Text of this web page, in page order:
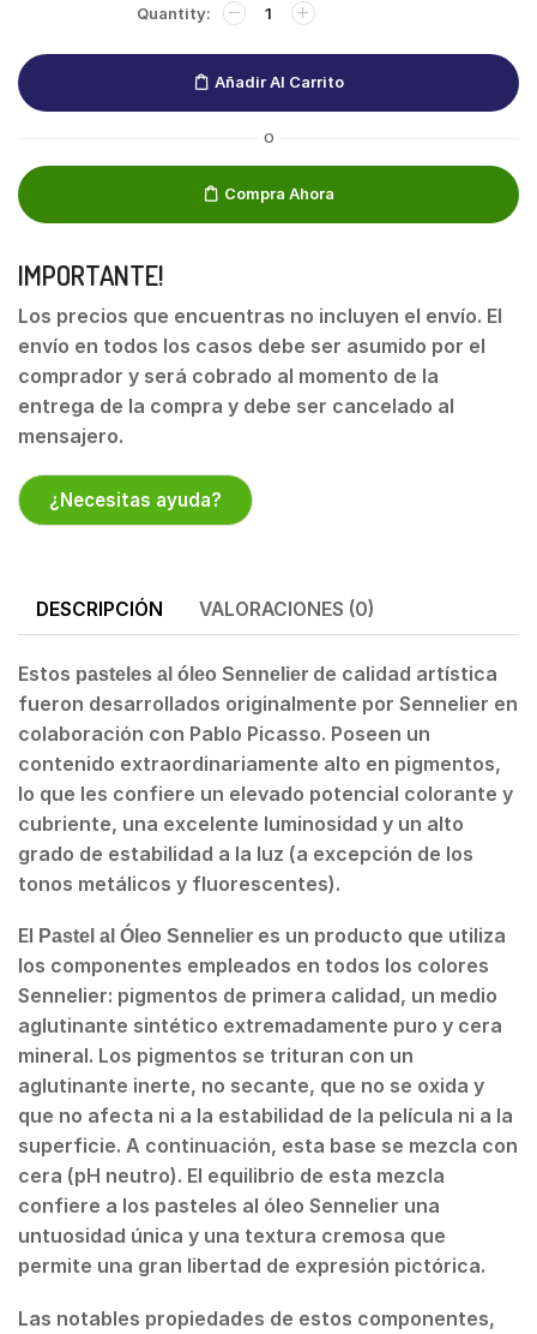
Añadir Al Carrito
O
Compra Ahora
IMPORTANTE!
Los precios que encuentras no incluyen el envío. El
envío en todos los casos debe ser asumido por el
comprador y será cobrado al momento de la
entrega de la compra y debe ser cancelado al
mensajero.
¿Necesitas ayuda?
DESCRIPCIÓN VALORACIONES (0)
Estos pasteles al óleo Sennelier de calidad artística
fueron desarrollados originalmente por Sennelier en
colaboración con Pablo Picasso. Poseen un
contenido extraordinariamente alto en pigmentos,
lo que les confiere un elevado potencial colorante y
cubriente, una excelente luminosidad y un alto
grado de estabilidad a la luz (a excepción de los
tonos metálicos y fluorescentes).
El Pastel al Óleo Sennelier es un producto que utiliza
los componentes empleados en todos los colores
Sennelier: pigmentos de primera calidad, un medio
aglutinante sintético extremadamente puro y cera
mineral. Los pigmentos se trituran con un
aglutinante inerte, no secante, que no se oxida y
que no afecta ni a la estabilidad de la película ni a la
superficie. A continuación, esta base se mezcla con
cera (pH neutro). El equilibrio de esta mezcla
confiere a los pasteles al óleo Sennelier una
untuosidad única y una textura cremosa que
permite una gran libertad de expresión pictórica.
Las notables propiedades de estos componentes,